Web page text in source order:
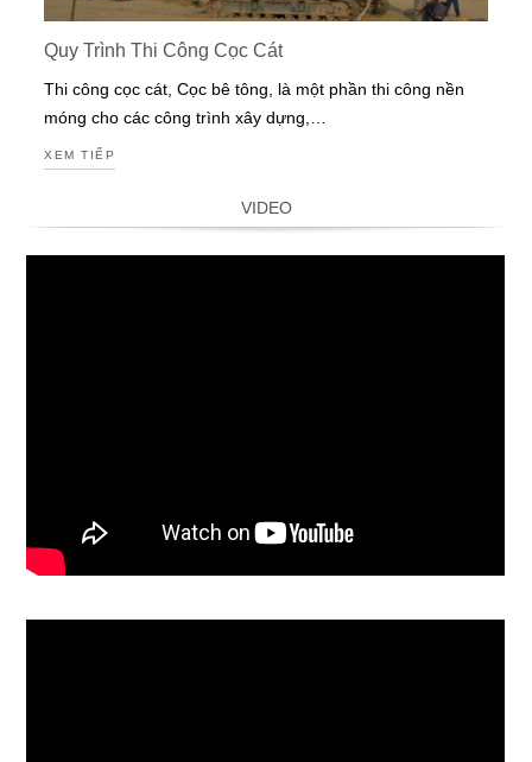
Quy Trình Thi Công Cọc Cát
Thi công cọc cát, Cọc bê tông, là một phần thi công nền
móng cho các công trình xây dựng,…
XEM TIẾP
VIDEO